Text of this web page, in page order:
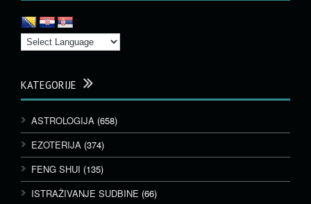
KATEGORIJE
ASTROLOGIJA (658)
EZOTERIJA (374)
FENG SHUI (135)
ISTRAŽIVANJE SUDBINE (66)